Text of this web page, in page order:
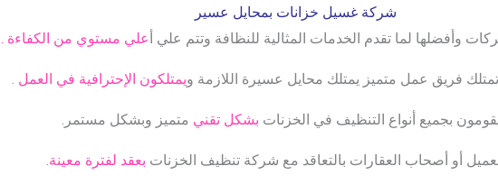
شركة غسيل خزانات بمحايل عسير
وأفضلها لما تقدم الخدمات المثالية للنظافة وتتم علي أ علي مستوي من الكفاءة .
فريق عمل متميز يمتلك محايل عسيرة اللازمة ويمتلكون الإحترافية في العمل .
بجميع أنواع التنظيف في الخزنات بشكل تقني متميز وبشكل مستمر.
أو أصحاب العقارات بالتعاقد مع شركة تنظيف الخزنات بعقد لفترة معينة.